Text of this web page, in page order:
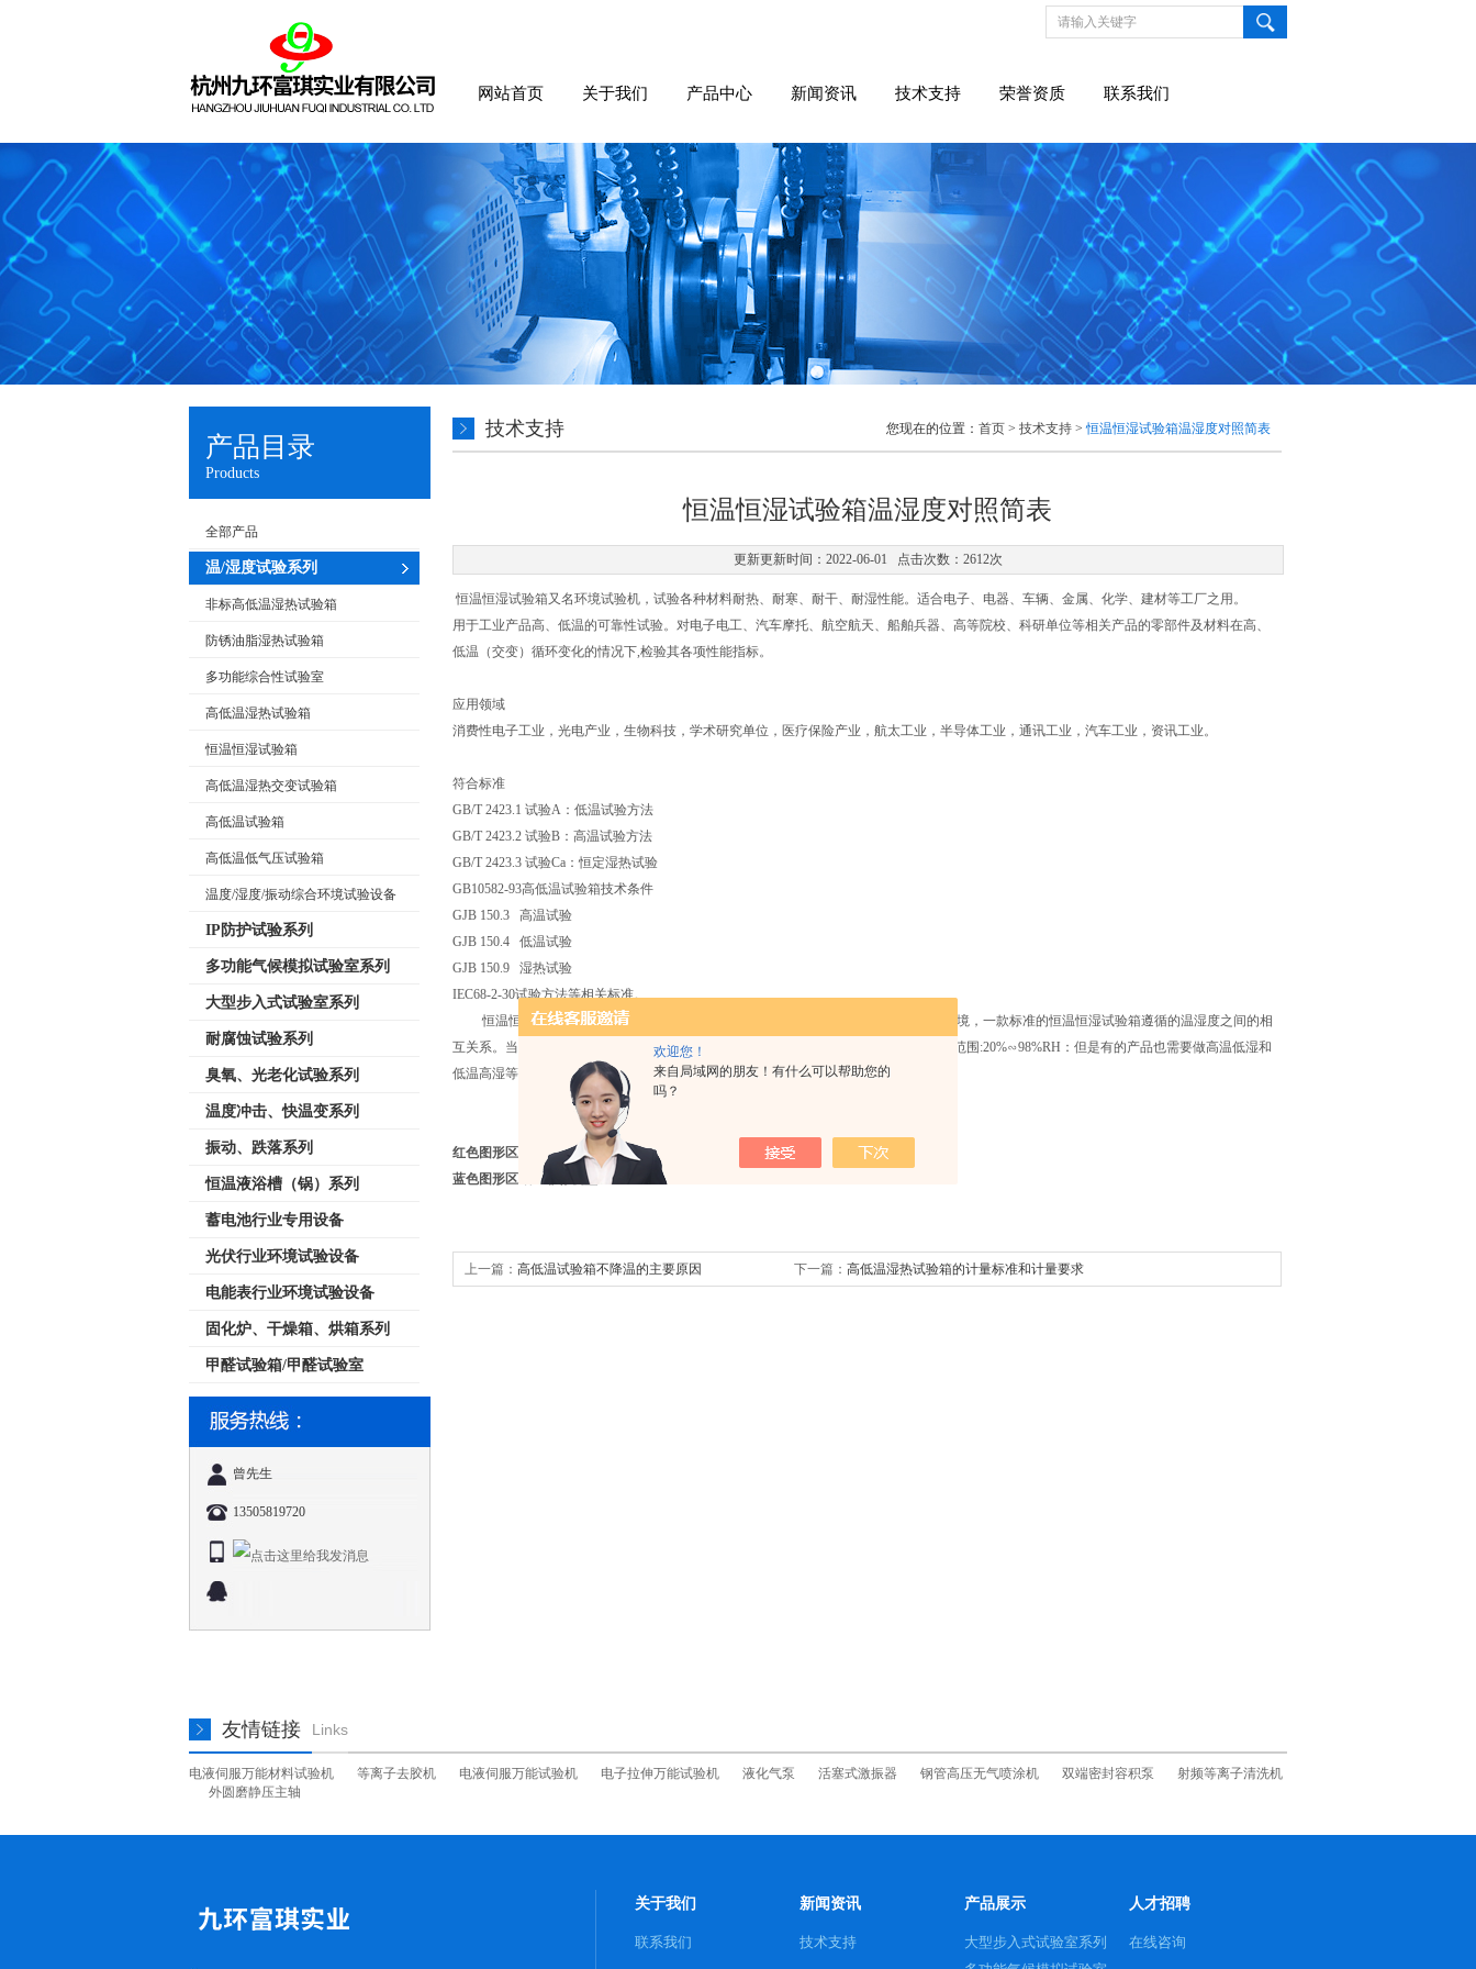
欢迎您！
来自局域网的朋友！有什么可以帮助您的
吗？
网站首页 关于我们 产品中心 新闻资讯 技术支持 荣誉资质 联系我们
产品目录
Products
全部产品
温/湿度试验系列
非标高低温湿热试验箱
防锈油脂湿热试验箱
多功能综合性试验室
高低温湿热试验箱
恒温恒湿试验箱
高低温湿热交变试验箱
高低温试验箱
高低温低气压试验箱
温度/湿度/振动综合环境试验设备
IP防护试验系列
多功能气候模拟试验室系列
大型步入式试验室系列
耐腐蚀试验系列
臭氧、光老化试验系列
温度冲击、快温变系列
振动、跌落系列
恒温液浴槽（锅）系列
蓄电池行业专用设备
光伏行业环境试验设备
电能表行业环境试验设备
固化炉、干燥箱、烘箱系列
甲醛试验箱/甲醛试验室
曾先生
13505819720
技术支持 您现在的位置： 首页 > 技术支持 >恒温恒湿试验箱温湿度对照简表
恒温恒湿试验箱温湿度对照简表
更新更新时间：2022-06-01 点击次数：2612次
恒温恒湿试验箱又名环境试验机，试验各种材料耐热、耐寒、耐干、耐湿性能。适合电子、电器、车辆、金属、化学、建材等工厂之用。
用于工业产品高、低温的可靠性试验。对电子电工、汽车摩托、航空航天、船舶兵器、高等院校、科研单位等相关产品的零部件及材料在高、
低温（交变）循环变化的情况下,检验其各项性能指标。
应用领域
消费性电子工业，光电产业，生物科技，学术研究单位，医疗保险产业，航太工业，半导体工业，通讯工业，汽车工业，资讯工业。
符合标准
GB/T 2423.1 试验A：低温试验方法
GB/T 2423.2 试验B：高温试验方法
GB/T 2423.3 试验Ca：恒定湿热试验
GB10582-93高低温试验箱技术条件
GJB 150.3 高温试验
GJB 150.4 低温试验
GJB 150.9 湿热试验
IEC68-2-30试验方法等相关标准。
恒温恒湿试验箱可以准确地模拟低温、高温、高温高湿、低温低湿复杂的自然状环境，一款标准的恒温恒湿试验箱遵循的温湿度之间的相
互关系。当设定温度或湿度时，需要按照温湿度对照表来执行任务。国标机器一般湿度范围:20%∽98%RH：但是有的产品也需要做高温低湿和
低温高湿等非标准温湿度时也是可以设定。（详见温湿度范围示意图）
红色图形区域：标准机型
蓝色图形区域：非标机型
上一篇： 高低温试验箱不降温的主要原因 下一篇： 高低温湿热试验箱的计量标准和计量要求
友情链接 Links
电液伺服万能材料试验机 等离子去胶机 电液伺服万能试验机 电子拉伸万能试验机 液化气泵 活塞式激振器 钢管高压无气喷涂机 双端密封容积泵
射频等离子清洗机
外圆磨静压主轴
关于我们
联系我们
新闻资讯
技术支持
产品展示
大型步入式试验室系列
人才招聘
在线咨询